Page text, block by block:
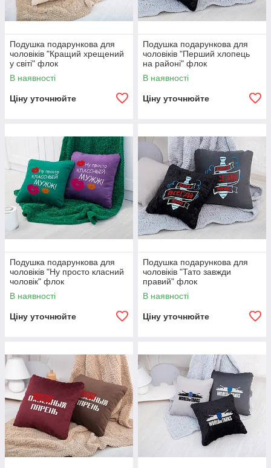
Подушка подарункова для
чоловіків "Кращий хрещений
у світі" флок
В наявності
Ціну уточнюйте
Подушка подарункова для
чоловіків "Перший хлопець
на районі" флок
В наявності
Ціну уточнюйте
Подушка подарункова для
чоловіків "Ну просто класний
чоловік" флок
В наявності
Ціну уточнюйте
Подушка подарункова для
чоловіків "Тато завжди
правий" флок
В наявності
Ціну уточнюйте